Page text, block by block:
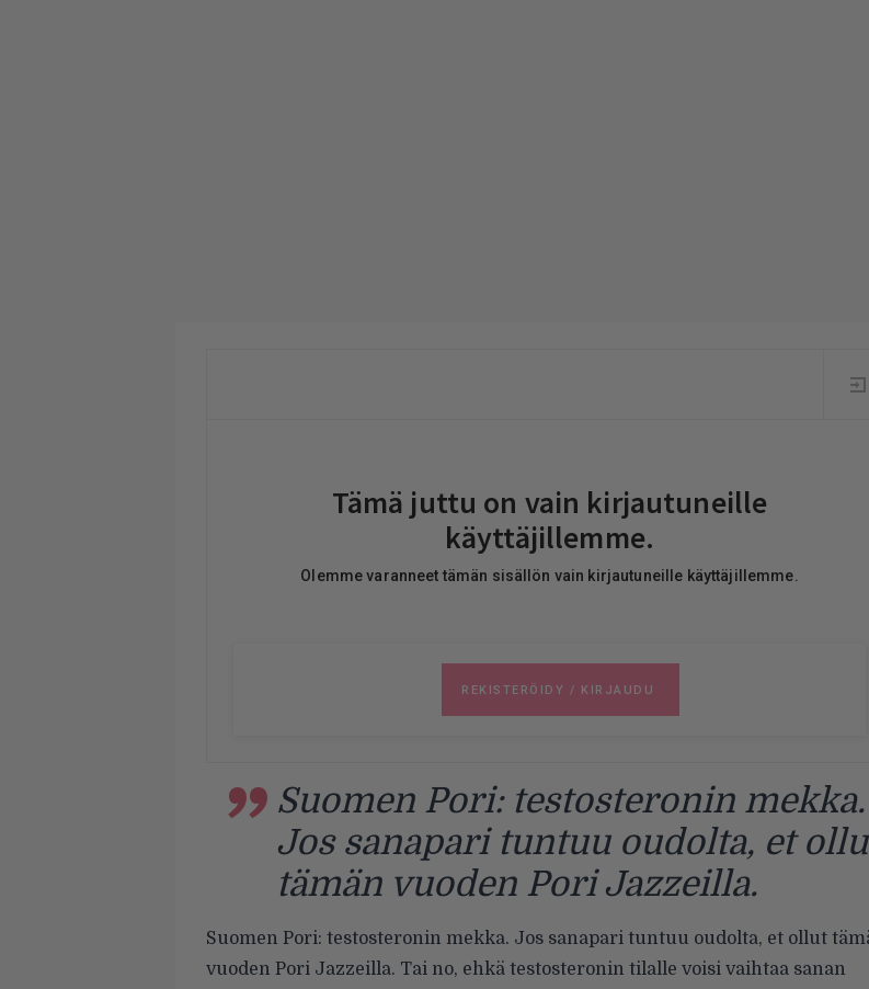
Suomen Pori: testosteronin mekka.
Jos sanapari tuntuu oudolta, et
tämän vuoden Pori Jazzeilla.
Suomen Pori: testosteronin mekka. Jos sanapari tuntuu oudolta, et ollut
vuoden Pori Jazzeilla. Tai no, ehkä testosteronin tilalle voisi vaihtaa sanan